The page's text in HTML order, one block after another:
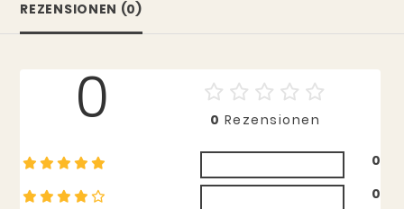
REZENSIONEN (0)
0 0 Rezensionen
0
0